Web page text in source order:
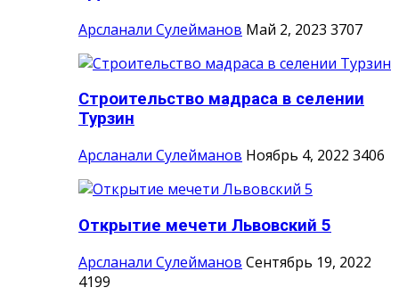
Арсланали Сулейманов Май 2, 2023 3707
Строительство мадраса в селении
Турзин
Арсланали Сулейманов Ноябрь 4, 2022 3406
Открытие мечети Львовский 5
Арсланали Сулейманов Сентябрь 19, 2022
4199